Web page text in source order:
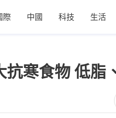
際 中國 科技 生活
寒食物 低脂